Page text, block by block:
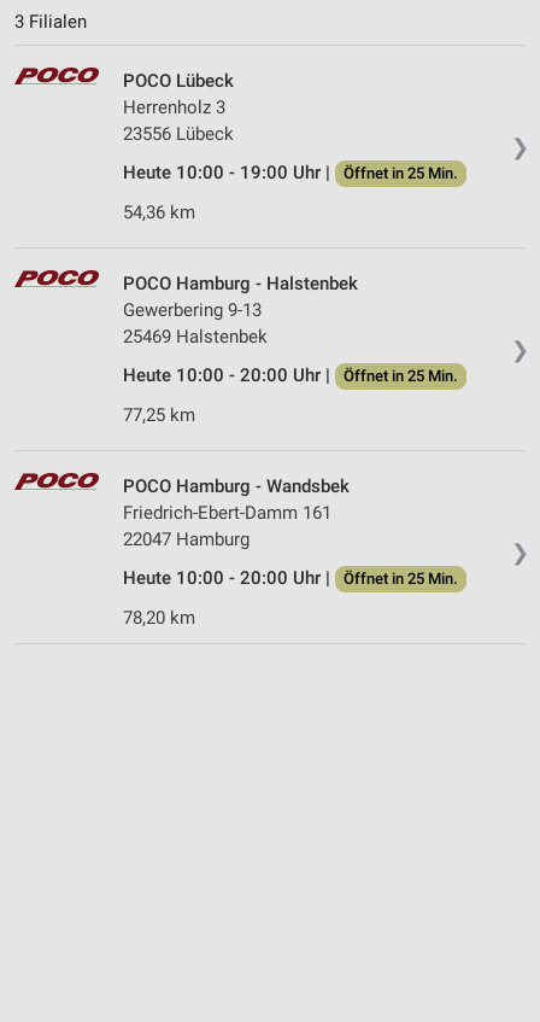
3 Filialen
❯
POCO Lübeck
Herrenholz 3
23556 Lübeck
Heute 10:00 - 19:00 Uhr |
Öffnet in 25 Min.
54,36 km
❯
POCO Hamburg - Halstenbek
Gewerbering 9-13
25469 Halstenbek
Heute 10:00 - 20:00 Uhr |
Öffnet in 25 Min.
77,25 km
❯
POCO Hamburg - Wandsbek
Friedrich-Ebert-Damm 161
22047 Hamburg
Heute 10:00 - 20:00 Uhr |
Öffnet in 25 Min.
78,20 km